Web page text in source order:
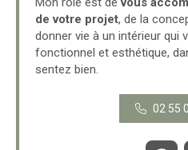
de votre projet, de la
donner vie à un intérieur qui
fonctionnel et esthétique,
sentez bien.
02 55